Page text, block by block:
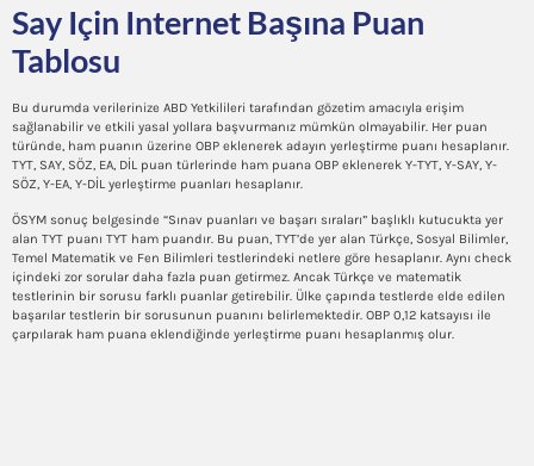
Say Için Internet Başına Puan
Tablosu
Bu durumda verilerinize ABD Yetkilileri tarafından gözetim amacıyla erişim
sağlanabilir ve etkili yasal yollara başvurmanız mümkün olmayabilir. Her puan
türünde, ham puanın üzerine OBP eklenerek adayın yerleştirme puanı hesaplanır.
TYT, SAY, SÖZ, EA, DİL puan türlerinde ham puana OBP eklenerek Y-TYT, Y-SAY, Y-
SÖZ, Y-EA, Y-DİL yerleştirme puanları hesaplanır.
ÖSYM sonuç belgesinde “Sınav puanları ve başarı sıraları” başlıklı kutucukta yer
alan TYT puanı TYT ham puandır. Bu puan, TYT’de yer alan Türkçe, Sosyal Bilimler,
Temel Matematik ve Fen Bilimleri testlerindeki netlere göre hesaplanır. Aynı check
içindeki zor sorular daha fazla puan getirmez. Ancak Türkçe ve matematik
testlerinin bir sorusu farklı puanlar getirebilir. Ülke çapında testlerde elde edilen
başarılar testlerin bir sorusunun puanını belirlemektedir. OBP 0,12 katsayısı ile
çarpılarak ham puana eklendiğinde yerleştirme puanı hesaplanmış olur.